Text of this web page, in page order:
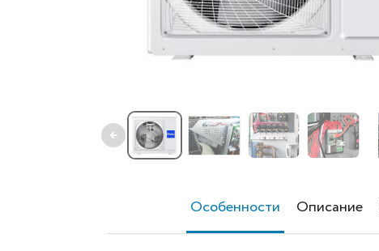
←
Особенности Описание